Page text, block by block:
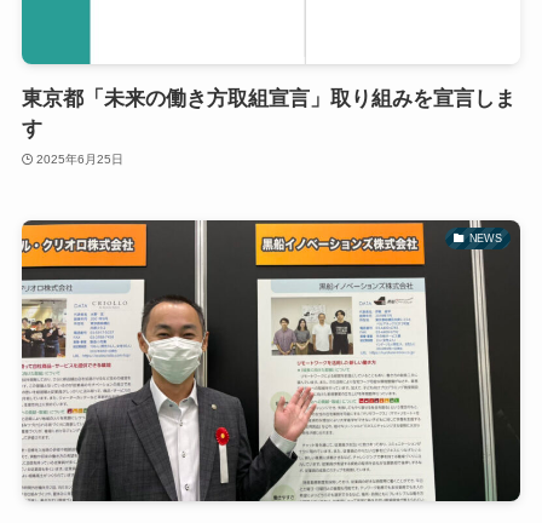
東京都「未来の働き方取組宣言」取り組みを宣言しま
す
2025年6月25日
NEWS